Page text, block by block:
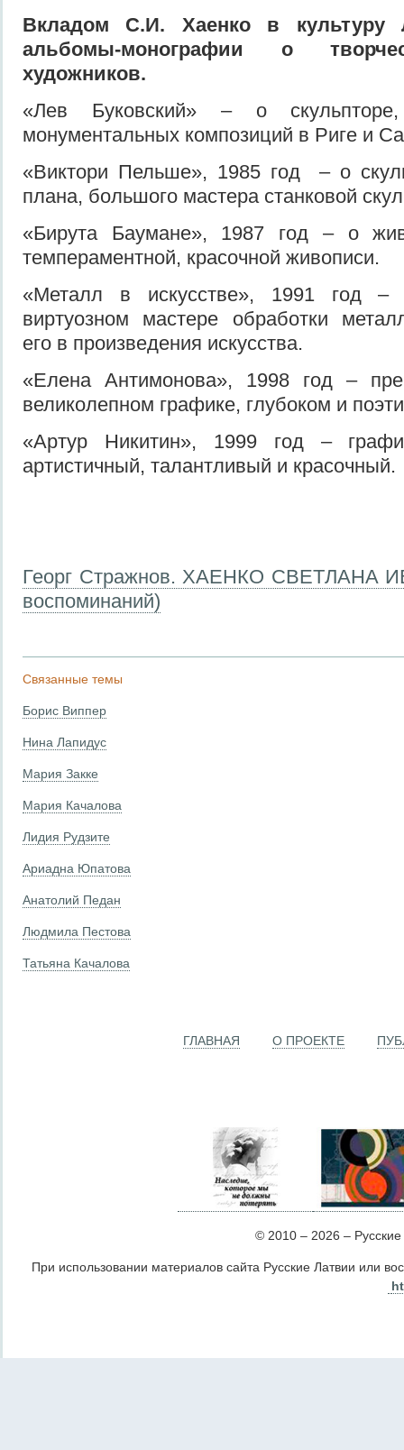
Вкладом С.И. Хаенко в культуру
альбомы-монографии о
художников.
«Лев Буковский» – о
монументальных композиций в Риге и
«Виктори Пельше», 1985 год – о
плана, большого мастера станковой
«Бирута Баумане», 1987 год – о
темпераментной, красочной живописи.
«Металл в искусстве», 1991 год
виртуозном мастере обработки
его в произведения искусства.
«Елена Антимонова», 1998 год –
великолепном графике, глубоком и
«Артур Никитин», 1999 год –
артистичный, талантливый и красочный.
Георг Стражнов. ХАЕНКО СВЕТЛАНА
воспоминаний)
Связанные темы
Борис Виппер
Нина Лапидус
Мария Закке
Мария Качалова
Лидия Рудзите
Ариадна Юпатова
Анатолий Педан
Людмила Пестова
Татьяна Качалова
ГЛАВНАЯ О ПРОЕКТЕ
© 2010 – 2026 –
При использовании материалов сайта Русские Латвии или